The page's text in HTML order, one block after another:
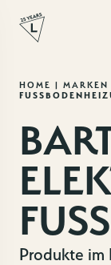
Zum
Inhalt
HOME | MARKEN
Produkte im